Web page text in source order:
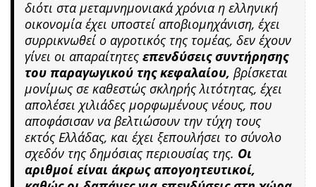
διότι στα μεταμνημονιακά χρόνια η ελληνική
οικονομία έχει υποστεί αποβιομηχάνιση, έχει
συρρικνωθεί ο αγροτικός της τομέας, δεν έχουν
γίνει οι απαραίτητες επενδύσεις συντήρησης
του παραγωγικού της κεφαλαίου, βρίσκεται
μονίμως σε καθεστώς σκληρής λιτότητας, έχει
απολέσει χιλιάδες μορφωμένους νέους, που
αποφάσισαν να βελτιώσουν την τύχη τους
εκτός Ελλάδας, και έχει ξεπουλήσει το σύνολο
σχεδόν της δημόσιας περιουσίας της. Οι
αριθμοί είναι άκρως απογοητευτικοί,